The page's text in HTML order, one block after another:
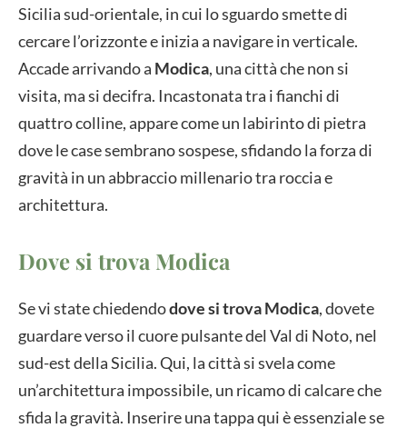
Sicilia sud-orientale, in cui lo sguardo smette di
cercare l’orizzonte e inizia a navigare in verticale.
Accade arrivando a Modica, una città che non si
visita, ma si decifra. Incastonata tra i fianchi di
quattro colline, appare come un labirinto di pietra
dove le case sembrano sospese, sfidando la forza di
gravità in un abbraccio millenario tra roccia e
architettura.
Dove si trova Modica
Se vi state chiedendodove si trova Modica, dovete
guardare verso il cuore pulsante del Val di Noto, nel
sud-est della Sicilia. Qui, la città si svela come
un’architettura impossibile, un ricamo di calcare che
sfida la gravità. Inserire una tappa qui è essenziale se